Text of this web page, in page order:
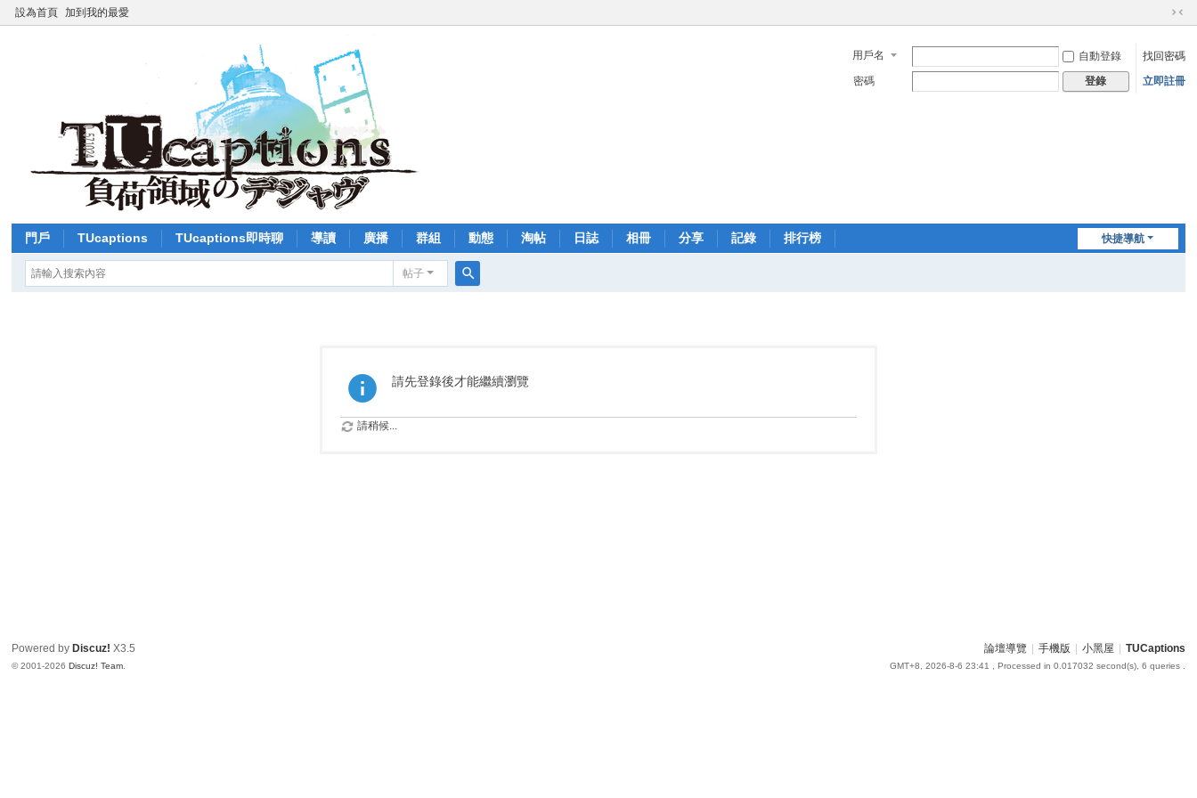
設為首頁 加到我的最愛
切
到
窄
用戶名 自動登錄
找回密碼
密碼
登錄 立即註冊
快捷導航
門戶 TUcaptions TUcaptions即時聊 導讀 廣播 群組 動態 淘帖 日誌 相冊 分享 記錄 排行榜
帖子
請先登錄後才能繼續瀏覽
請稍候...
論壇導覽 手機版 小黑屋 TUCaptions
GMT+8, 2026-8-6 23:41 , Processed in 0.017032 second(s), 6 queries .
Powered by Discuz! X3.5
© 2001-2026Discuz! Team